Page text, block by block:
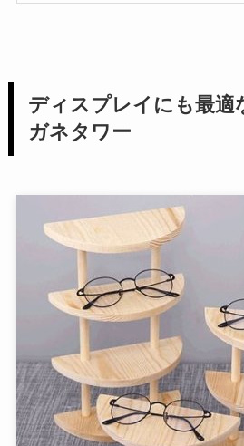
ディスプレイにも最適
ガネタワー